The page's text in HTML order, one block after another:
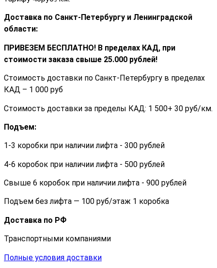
Доставка по Санкт-Петербургу и Ленинградской
области:
ПРИВЕЗЕМ БЕСПЛАТНО! В пределах КАД, при
стоимости заказа cвыше 25.000 рублей!
Стоимость доставки по Санкт-Петербургу в пределах
КАД – 1 000 руб
Стоимость доставки за пределы КАД: 1 500+ 30 руб/км.
Подъем:
1-3 коробки при наличии лифта - 300 рублей
4-6 коробок при наличии лифта - 500 рублей
Свыше 6 коробок при наличии лифта - 900 рублей
Подъем без лифта — 100 руб/этаж 1 коробка
Доставка по РФ
Транспортными компаниями
Полные условия доставки